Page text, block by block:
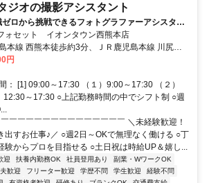
ジオの撮影アシスタント
ゼロから挑戦できるフォトグラファーアシスタン
いのある仕事/週2日～OK/土日祝は時給UP/履歴
ォセット イオンタウン西熊本店
本線 西熊本徒歩約3分、ＪＲ鹿児島本線 川尻
分、ＪＲ豊肥本線 平成出口1徒歩約37分
円
： [1] 09:00～17:30 （１）9:00～17:30 （２）
～17:30 ○上記勤務時間の中でシフト制 ○週
￣￣￣￣￣￣￣￣￣￣￣￣￣￣ ＼未経験歓迎！
出すお仕事♪／ ○週2日～OKで無理なく働ける ○丁
験からプロを目指せる ○土日祝は時給UP＆嬉し...
迎 扶養内勤務OK 社員登用あり
副業・WワークOK
歓迎 フリーター歓迎 学歴不問 学生歓迎
経験不問